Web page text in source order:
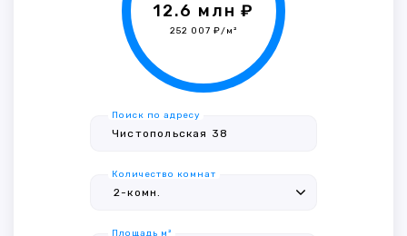
12.6 млн ₽
252 007 ₽/м²
Поиск по адресу
Количество комнат
Площадь м²